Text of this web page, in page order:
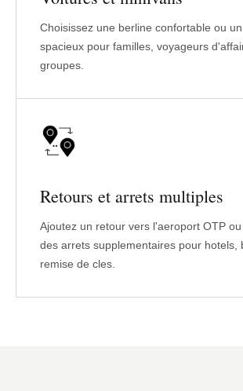
Choisissez une berline confortable ou
spacieux pour familles, voyageurs
groupes.
Retours et arrets multiples
Ajoutez un retour vers l'aeroport OTP
des arrets supplementaires pour hotels,
remise de cles.